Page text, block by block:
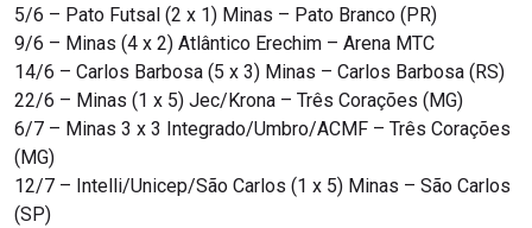
5/6 – Pato Futsal (2 x 1) Minas – Pato Branco (PR)
9/6 – Minas (4 x 2) Atlântico Erechim – Arena MTC
14/6 – Carlos Barbosa (5 x 3) Minas – Carlos Barbosa (RS)
22/6 – Minas (1 x 5) Jec/Krona – Três Corações (MG)
6/7 – Minas 3 x 3 Integrado/Umbro/ACMF – Três Corações
(MG)
12/7 – Intelli/Unicep/São Carlos (1 x 5) Minas – São Carlos
(SP)